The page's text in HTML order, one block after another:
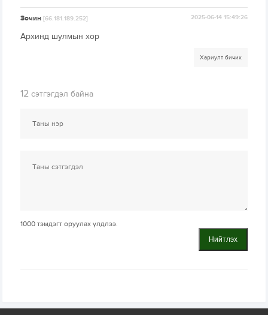
Зочин[66.181.189.252] 2025-06-14 15:49:26
Архинд шулмын хор
Хариулт бичих
12 сэтгэгдэл байна
1000 тэмдэгт оруулах үлдлээ.
Нийтлэх